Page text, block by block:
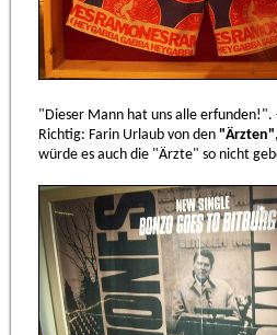
"Dieser Mann hat uns alle erfunden!".
Richtig: Farin Urlaub von den "Ärzten"
würde es auch die "Ärzte" so nicht